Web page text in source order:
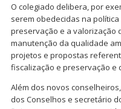
O colegiado delibera, por
serem obedecidas na
preservação e a valorização
manutenção da qualidade
projetos e propostas
fiscalização e preservação e
Além dos novos
dos Conselhos e secretário